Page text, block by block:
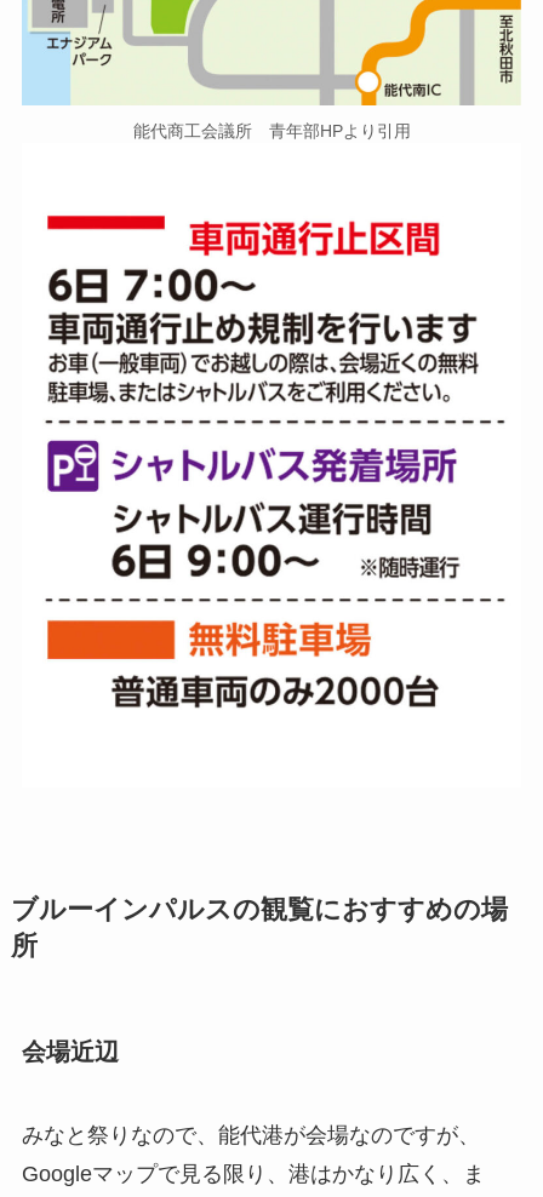
能代商工会議所 青年部HPより引用
ブルーインパルスの観覧におすすめの場
所
会場近辺
みなと祭りなので、能代港が会場なのですが、
Googleマップで見る限り、港はかなり広く、ま